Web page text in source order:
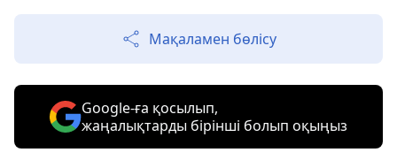
Мақаламен бөлісу
Google-ға қосылып,
жаңалықтарды бірінші болып оқыңыз